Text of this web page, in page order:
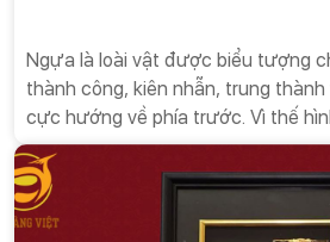
Ngựa là loài vật được biểu tượng
thành công, kiên nhẫn, trung
cực hướng về phía trước. Vì thế
mang một ý nghĩa tinh thần rất
hóa dân tộc ta đón nhận một cách